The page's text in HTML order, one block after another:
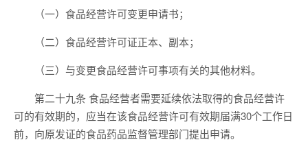
（一）食品经营许可变更申请书；
（二）食品经营许可证正本、副本；
（三）与变更食品经营许可事项有关的其他材料。
第二十九条 食品经营者需要延续依法取得的食品经营许
可的有效期的，应当在该食品经营许可有效期届满30个工作日
前，向原发证的食品药品监督管理部门提出申请。